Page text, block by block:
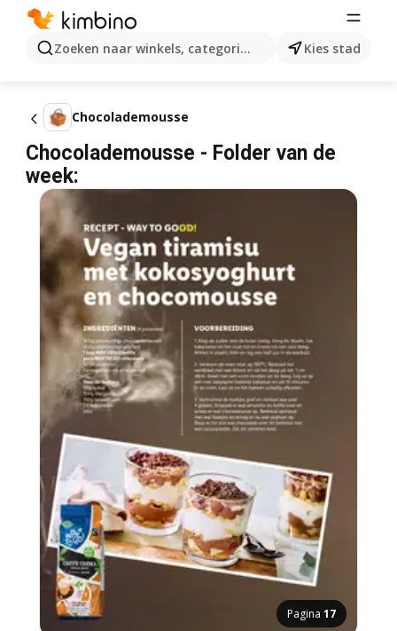
Zoeken naar winkels, categorieën, producten...
Kies stad
Chocolademousse
Chocolademousse - Folder van de
week:
Pagina 17